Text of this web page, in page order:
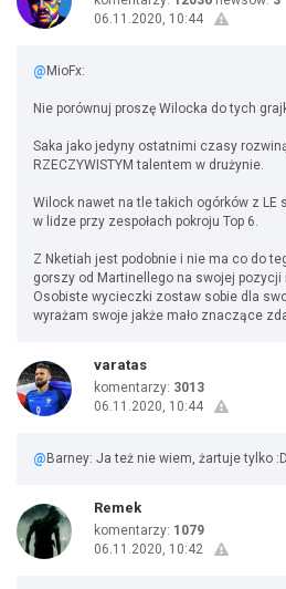
06.11.2020, 10:44
@ MioFx:
Nie porównuj proszę Wilocka do tych
Saka jako jedyny ostatnimi czasy
RZECZYWISTYM talentem w drużynie.
Wilock nawet na tle takich ogórków z LE
w lidze przy zespołach pokroju Top 6.
Z Nketiah jest podobnie i nie ma co do
gorszy od Martinellego na swojej pozycji
Osobiste wycieczki zostaw sobie dla
wyrażam swoje jakże mało znaczące
varatas
komentarzy: 3013
06.11.2020, 10:44
@ Barney: Ja też nie wiem, żartuje tylko :D
Remek
komentarzy: 1079
06.11.2020, 10:42